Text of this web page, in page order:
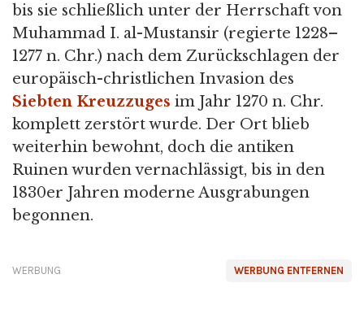
bis sie schließlich unter der Herrschaft von
Muhammad I. al-Mustansir (regierte 1228–
1277 n. Chr.) nach dem Zurückschlagen der
europäisch-christlichen Invasion des
Siebten Kreuzzuges im Jahr 1270 n. Chr.
komplett zerstört wurde. Der Ort blieb
weiterhin bewohnt, doch die antiken
Ruinen wurden vernachlässigt, bis in den
1830er Jahren moderne Ausgrabungen
begonnen.
WERBUNG ENTFERNEN
WERBUNG